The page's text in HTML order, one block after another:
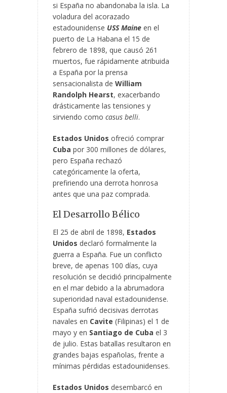
si España no abandonaba la isla. La
voladura del acorazado
estadounidense USS Maine en el
puerto de La Habana el 15 de
febrero de 1898, que causó 261
muertos, fue rápidamente atribuida
a España por la prensa
sensacionalista de William
Randolph Hearst, exacerbando
drásticamente las tensiones y
sirviendo como casus belli.
Estados Unidos ofreció comprar
Cuba por 300 millones de dólares,
pero España rechazó
categóricamente la oferta,
prefiriendo una derrota honrosa
antes que una paz comprada.
El Desarrollo Bélico
El 25 de abril de 1898, Estados
Unidos declaró formalmente la
guerra a España. Fue un conflicto
breve, de apenas 100 días, cuya
resolución se decidió principalmente
en el mar debido a la abrumadora
superioridad naval estadounidense.
España sufrió decisivas derrotas
navales en Cavite (Filipinas) el 1 de
mayo y en Santiago de Cuba el 3
de julio. Estas batallas resultaron en
grandes bajas españolas, frente a
mínimas pérdidas estadounidenses.
Estados Unidos desembarcó en